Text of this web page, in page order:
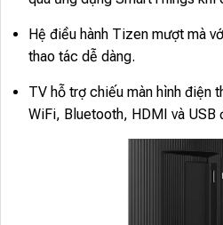
Hệ điều hành Tizen mượt mà
thao tác dễ dàng.
TV hỗ trợ chiếu màn hình điện
WiFi, Bluetooth, HDMI và USB